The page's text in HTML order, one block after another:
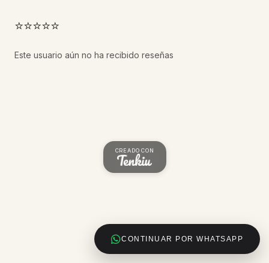
CONTINUAR POR WHATSAPP
⭐⭐⭐⭐⭐
Este usuario aún no ha recibido reseñas
CREADO CON